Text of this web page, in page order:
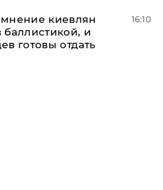
киевлян
баллистикой, и
готовы отдать
16:10